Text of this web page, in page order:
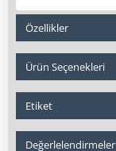
Özellikler
Ürün Seçenekleri
Etiket
Değerlelendirmeler